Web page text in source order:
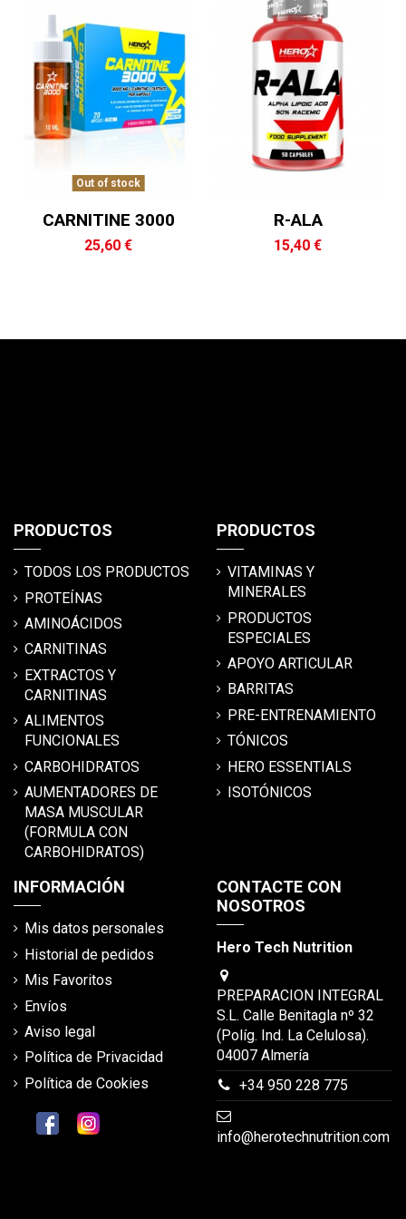
Out of stock
CARNITINE 3000
25,60 €
R-ALA
15,40 €
PRODUCTOS
TODOS LOS PRODUCTOS
PROTEÍNAS
AMINOÁCIDOS
CARNITINAS
EXTRACTOS Y
CARNITINAS
ALIMENTOS
FUNCIONALES
CARBOHIDRATOS
AUMENTADORES DE
MASA MUSCULAR
(FORMULA CON
CARBOHIDRATOS)
PRODUCTOS
VITAMINAS Y
MINERALES
PRODUCTOS
ESPECIALES
APOYO ARTICULAR
BARRITAS
PRE-ENTRENAMIENTO
TÓNICOS
HERO ESSENTIALS
ISOTÓNICOS
INFORMACIÓN
Mis datos personales
Historial de pedidos
Mis Favoritos
Envíos
Aviso legal
Política de Privacidad
Política de Cookies
CONTACTE CON
NOSOTROS
Hero Tech Nutrition
PREPARACION INTEGRAL
S.L. Calle Benitagla nº 32
(Políg. Ind. La Celulosa).
04007 Almería
+34 950 228 775
info@herotechnutrition.com